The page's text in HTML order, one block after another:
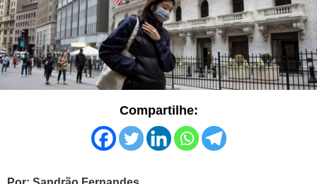
Compartilhe: